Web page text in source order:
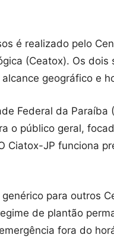
é realizado pelo
(Ceatox). Os
geográfico e
Federal da
o público geral,
Ciatox-JP funciona
para outros
de plantão
fora do